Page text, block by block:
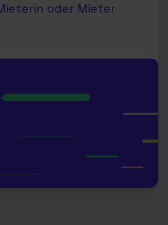
oder Mieter